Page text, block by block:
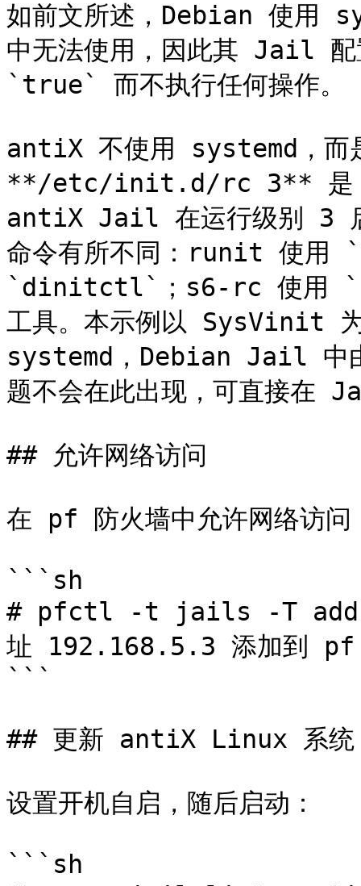
如前文所述，Debian 使用
中无法使用，因此其 Jail
`true` 而不执行任何操作。
antiX 不使用 systemd，而
**/etc/init.d/rc 3** 是
antiX Jail 在运行级别 3 启
命令有所不同：runit 使
`dinitctl`；s6-rc 使用
工具。本示例以 SysVinit
systemd，Debian Jail 中
题不会在此出现，可直接在
## 允许网络访问
在 pf 防火墙中允许网络访问
```sh
# pfctl -t jails -T add
址 192.168.5.3 添加到
```
## 更新 antiX Linux 系统
设置开机自启，随后启动：
```sh